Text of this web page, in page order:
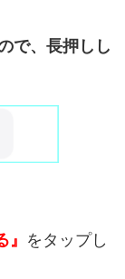
で、長押しし
』 をタップし